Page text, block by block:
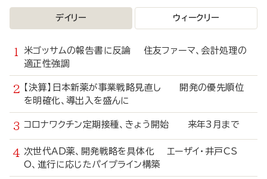
デイリー ウィークリー
米ゴッサムの報告書に反論 住友ファーマ、会計処理の
適正性強調
【決算】日本新薬が事業戦略見直し 開発の優先順位
を明確化、導出入を盛んに
コロナワクチン定期接種、きょう開始 来年3月まで
次世代AD薬、開発戦略を具体化 エーザイ・井戸CS
O、進行に応じたパイプライン構築